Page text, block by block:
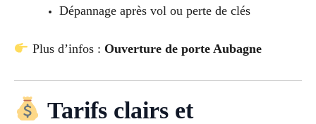
Dépannage après vol ou perte de clés
Plus d’infos : Ouverture de porte Aubagne
Tarifs clairs et